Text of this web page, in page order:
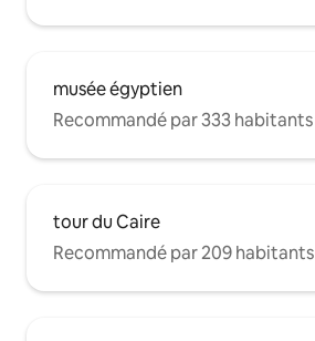
musée égyptien
Recommandé par 333 habitants
tour du Caire
Recommandé par 209 habitants